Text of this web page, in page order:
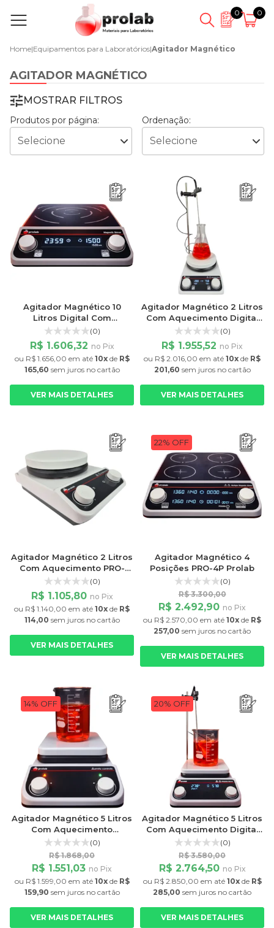
0 0
Home|Equipamentos para Laboratórios|Agitador Magnético
AGITADOR MAGNÉTICO
MOSTRAR FILTROS
Produtos por página: Ordenação:
Agitador Magnético 10
Litros Digital Com
Temporizador PRO-10000A
Prolab
(0)
R$ 1.606,32 no Pix
ou R$ 1.656,00 em até 10xde R$
165,60 sem jurosno cartão
VER MAIS DETALHES
Agitador Magnético 2 Litros
Com Aquecimento Digital
Sonda de Temperatura
PRO-2000HD
(0)
R$ 1.955,52 no Pix
ou R$ 2.016,00 em até 10x de R$
201,60 sem jurosno cartão
VER MAIS DETALHES
Agitador Magnético 2 Litros
Com Aquecimento PRO-
2000HA Prolab
(0)
R$ 1.105,80 no Pix
ou R$ 1.140,00 em até 10x de R$
114,00 sem jurosno cartão
VER MAIS DETALHES
22% OFF
Agitador Magnético 4
Posições PRO-4P Prolab
(0)
R$ 3.300,00
R$ 2.492,90 no Pix
ou R$ 2.570,00 em até 10x de R$
257,00 sem juros no cartão
VER MAIS DETALHES
14% OFF
Agitador Magnético 5 Litros
Com Aquecimento
Analógico PRO-5000HA
Prolab
(0)
R$ 1.868,00
R$ 1.551,03 no Pix
ou R$ 1.599,00 em até 10xde R$
159,90 sem jurosno cartão
VER MAIS DETALHES
20% OFF
Agitador Magnético 5 Litros
Com Aquecimento Digital
PRO-5000HD Prolab
(0)
R$ 3.580,00
R$ 2.764,50 no Pix
ou R$ 2.850,00 em até 10xde R$
285,00 sem juros no cartão
VER MAIS DETALHES